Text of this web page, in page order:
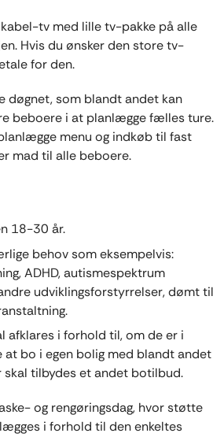
tv med lille tv-pakke på alle
Hvis du ønsker den store tv-
for den.
døgnet, som blandt andet kan
beboere i at planlægge fælles ture.
menu og indkøb til fast
mad til alle beboere.
18-30 år.
behov som eksempelvis:
ADHD, autismespektrum
udviklingsforstyrrelser, dømt til
afklares i forhold til, om de er i
at bo i egen bolig med blandt andet
tilbydes et andet botilbud.
og rengøringsdag, hvor støtte
i forhold til den enkeltes